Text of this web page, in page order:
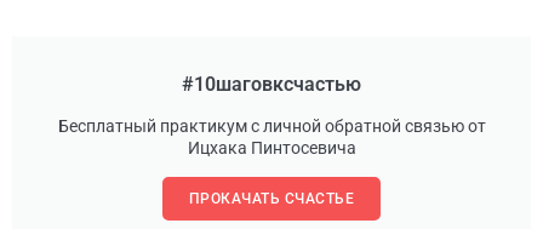
#10шаговксчастью
Бесплатный практикум с личной обратной связью от
Ицхака Пинтосевича
ПРОКАЧАТЬ СЧАСТЬЕ